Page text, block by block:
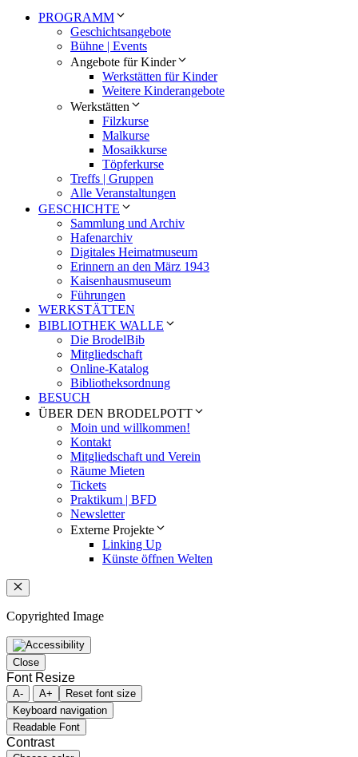
PROGRAMM
Geschichtsangebote
Bühne | Events
Angebote für Kinder
Werkstätten für Kinder
Weitere Kinderangebote
Werkstätten
Filzkurse
Malkurse
Mosaikkurse
Töpferkurse
Treffs | Gruppen
Alle Veranstaltungen
GESCHICHTE
Sammlung und Archiv
Hafenarchiv
Digitales Heimatmuseum
Erinnern an den März 1943
Kaisenhausmuseum
Führungen
WERKSTÄTTEN
BIBLIOTHEK WALLE
Die BrodelBib
Mitgliedschaft
Online-Katalog
Bibliotheksordnung
BESUCH
ÜBER DEN BRODELPOTT
Moin und willkommen!
Kontakt
Mitgliedschaft und Verein
Räume Mieten
Tickets
Praktikum | BFD
Newsletter
Externe Projekte
Linking Up
Künste öffnen Welten
Schließen
Copyrighted Image
Close
Font Resize
A- A+
Reset font size
Keyboard navigation
Readable Font
Contrast